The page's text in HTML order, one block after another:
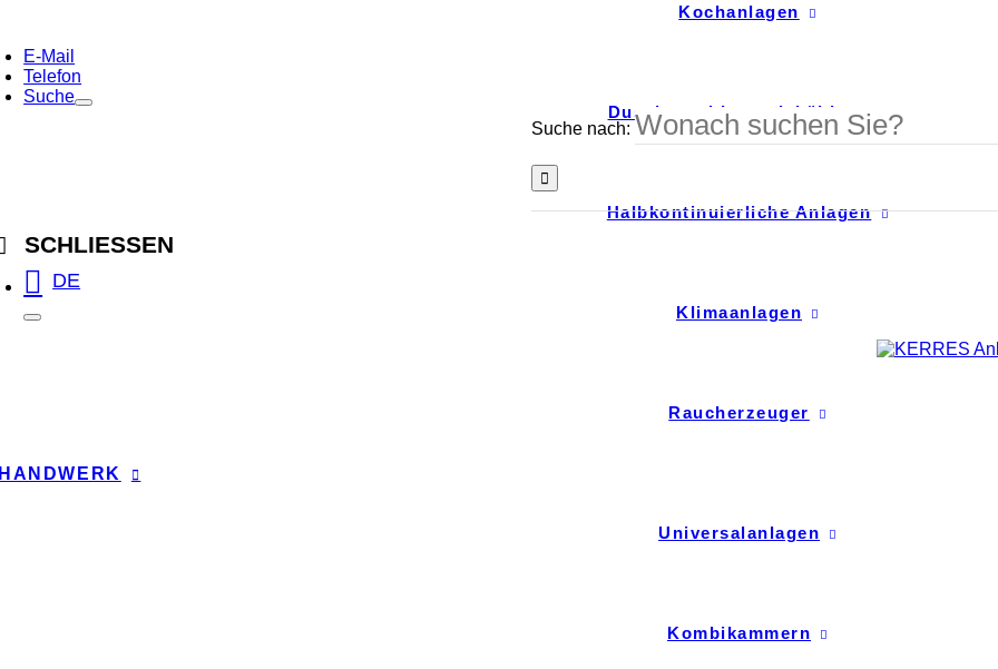
E-Mail
Telefon
Suche
Suche nach:
SCHLIESSEN
DE
Kochanlagen
Dusch- und Intensivkühlung
Halbkontinuierliche Anlagen
Klimaanlagen
Raucherzeuger
Universalanlagen
Kombikammern